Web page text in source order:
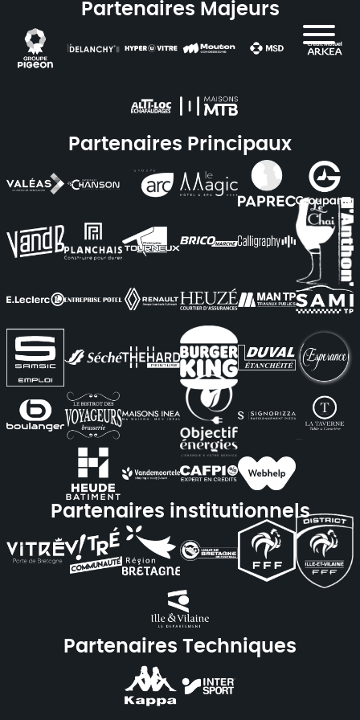
Partenaires Majeurs
Partenaires Principaux
Partenaires institutionnels
Partenaires Techniques